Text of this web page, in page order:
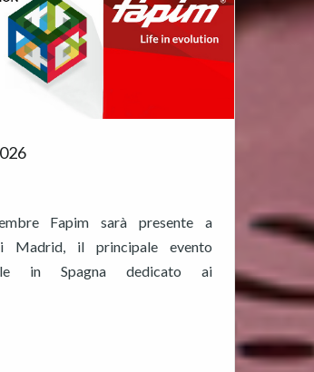
Fapim sarà presente a
Madrid, il principale evento
in Spagna dedicato ai